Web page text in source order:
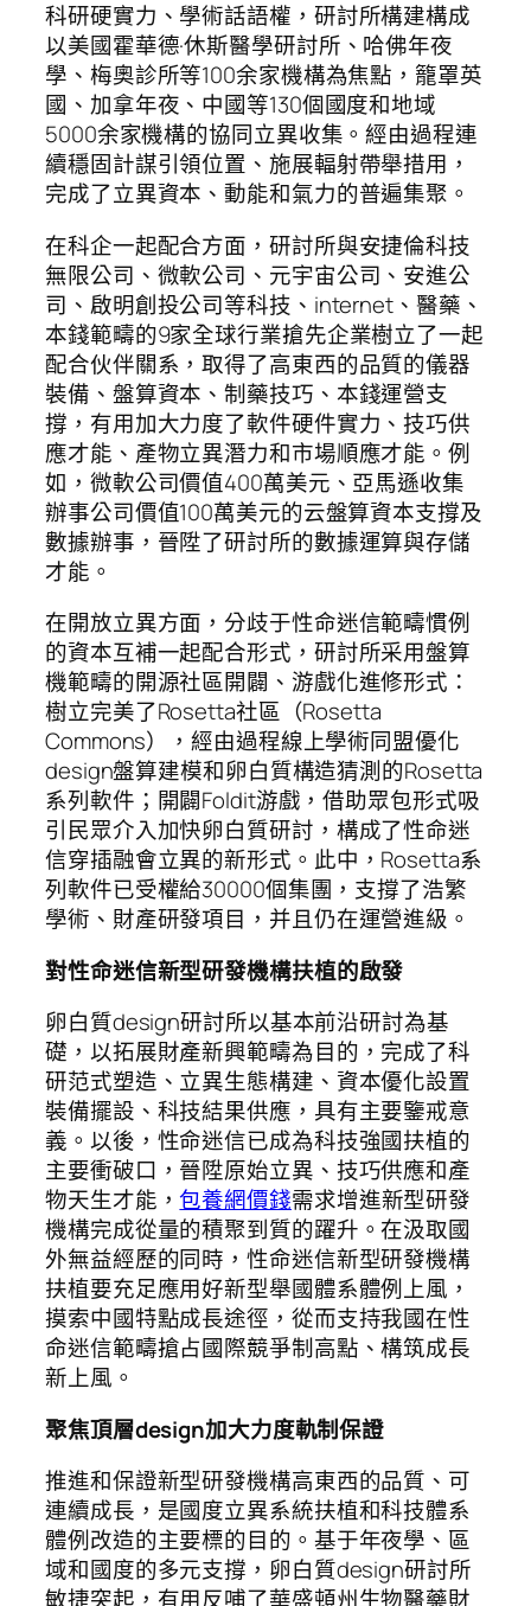
科研硬實力、學術話語權，研討所構建構成
以美國霍華德·休斯醫學研討所、哈佛年夜
學、梅奧診所等100余家機構為焦點，籠罩英
國、加拿年夜、中國等130個國度和地域
5000余家機構的協同立異收集。經由過程連
續穩固計謀引領位置、施展輻射帶舉措用，
完成了立異資本、動能和氣力的普遍集聚。
在科企一起配合方面，研討所與安捷倫科技
無限公司、微軟公司、元宇宙公司、安進公
司、啟明創投公司等科技、internet、醫藥、
本錢範疇的9家全球行業搶先企業樹立了一起
配合伙伴關系，取得了高東西的品質的儀器
裝備、盤算資本、制藥技巧、本錢運營支
撐，有用加大力度了軟件硬件實力、技巧供
應才能、產物立異潛力和市場順應才能。例
如，微軟公司價值400萬美元、亞馬遜收集
辦事公司價值100萬美元的云盤算資本支撐及
數據辦事，晉陞了研討所的數據運算與存儲
才能。
在開放立異方面，分歧于性命迷信範疇慣例
的資本互補一起配合形式，研討所采用盤算
機範疇的開源社區開闢、游戲化進修形式：
樹立完美了Rosetta社區（Rosetta
Commons），經由過程線上學術同盟優化
design盤算建模和卵白質構造猜測的Rosetta
系列軟件；開闢Foldit游戲，借助眾包形式吸
引民眾介入加快卵白質研討，構成了性命迷
信穿插融會立異的新形式。此中，Rosetta系
列軟件已受權給30000個集團，支撐了浩繁
學術、財產研發項目，并且仍在運營進級。
對性命迷信新型研發機構扶植的啟發
卵白質design研討所以基本前沿研討為基
礎，以拓展財產新興範疇為目的，完成了科
研范式塑造、立異生態構建、資本優化設置
裝備擺設、科技結果供應，具有主要鑒戒意
義。以後，性命迷信已成為科技強國扶植的
主要衝破口，晉陞原始立異、技巧供應和產
物天生才能，包養網價錢需求增進新型研發
機構完成從量的積聚到質的躍升。在汲取國
外無益經歷的同時，性命迷信新型研發機構
扶植要充足應用好新型舉國體系體例上風，
摸索中國特點成長途徑，從而支持我國在性
命迷信範疇搶占國際競爭制高點、構筑成長
新上風。
聚焦頂層design加大力度軌制保證
推進和保證新型研發機構高東西的品質、可
連續成長，是國度立異系統扶植和科技體系
體例改造的主要標的目的。基于年夜學、區
域和國度的多元支撐，卵白質design研討所
敏捷突起，有用反哺了華盛頓州生物醫藥財